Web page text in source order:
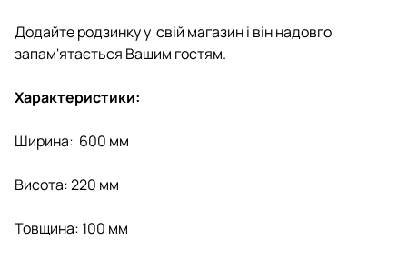
Додайте родзинку у свій магазин і він надовго
запам'ятається Вашим гостям.
Характеристики:
Ширина: 600 мм
Висота: 220 мм
Товщина: 100 мм